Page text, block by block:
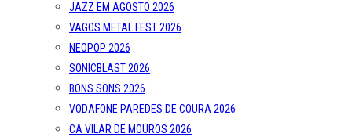
JAZZ EM AGOSTO 2026
VAGOS METAL FEST 2026
NEOPOP 2026
SONICBLAST 2026
BONS SONS 2026
VODAFONE PAREDES DE COURA 2026
CA VILAR DE MOUROS 2026